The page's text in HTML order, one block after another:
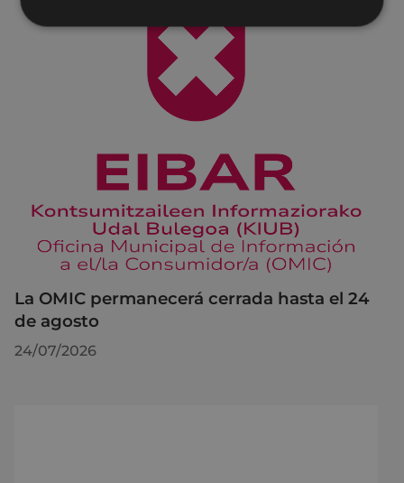
La OMIC permanecerá cerrada hasta el 24
de agosto
24/07/2026